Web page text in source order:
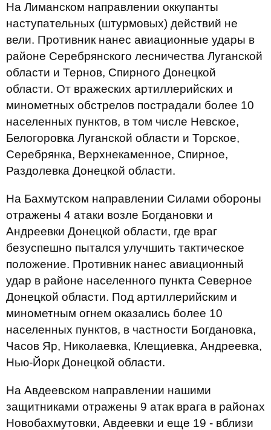
На Лиманском направлении оккупанты
наступательных (штурмовых) действий не
вели. Противник нанес авиационные удары в
районе Серебрянского лесничества Луганской
области и Тернов, Спирного Донецкой
области. От вражеских артиллерийских и
минометных обстрелов пострадали более 10
населенных пунктов, в том числе Невское,
Белогоровка Луганской области и Торское,
Серебрянка, Верхнекаменное, Спирное,
Раздолевка Донецкой области.
На Бахмутском направлении Силами обороны
отражены 4 атаки возле Богдановки и
Андреевки Донецкой области, где враг
безуспешно пытался улучшить тактическое
положение. Противник нанес авиационный
удар в районе населенного пункта Северное
Донецкой области. Под артиллерийским и
минометным огнем оказались более 10
населенных пунктов, в частности Богдановка,
Часов Яр, Николаевка, Клещиевка, Андреевка,
Нью-Йорк Донецкой области.
На Авдеевском направлении нашими
защитниками отражены 9 атак врага в районах
Новобахмутовки, Авдеевки и еще 19 - вблизи